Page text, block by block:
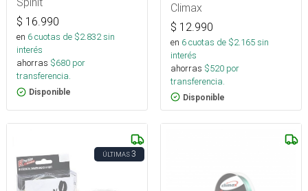
$ 16.990
en 6cuotas de $2.832sin
interés
ahorras $680 por
transferencia.
Disponible
Climax
$ 12.990
en 6cuotas de $2.165sin
interés
ahorras $520 por
transferencia.
Disponible
ÚLTIMAS3